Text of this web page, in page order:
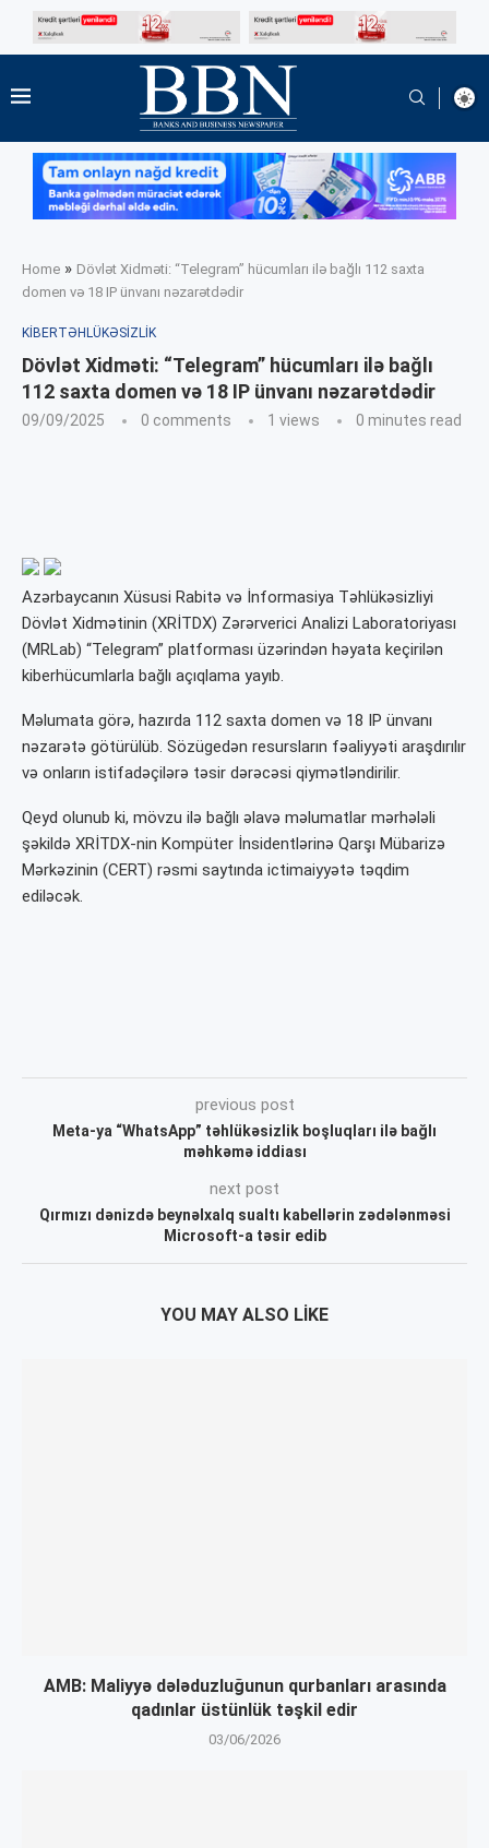
Home » Dövlət Xidməti: “Telegram” hücumları ilə bağlı 112 saxta
domen və 18 IP ünvanı nəzarətdədir
KIBERTƏHLÜKƏSIZLIK
Dövlət Xidməti: “Telegram” hücumları ilə bağlı
112 saxta domen və 18 IP ünvanı nəzarətdədir
09/09/2025 0 comments 1 views 0 minutes read
Azərbaycanın Xüsusi Rabitə və İnformasiya Təhlükəsizliyi
Dövlət Xidmətinin (XRİTDX) Zərərverici Analizi Laboratoriyası
(MRLab) “Telegram” platforması üzərindən həyata keçirilən
kiberhücumlarla bağlı açıqlama yayıb.
Məlumata görə, hazırda 112 saxta domen və 18 IP ünvanı
nəzarətə götürülüb. Sözügedən resursların fəaliyyəti araşdırılır
və onların istifadəçilərə təsir dərəcəsi qiymətləndirilir.
Qeyd olunub ki, mövzu ilə bağlı əlavə məlumatlar mərhələli
şəkildə XRİTDX-nin Kompüter İnsidentlərinə Qarşı Mübarizə
Mərkəzinin (CERT) rəsmi saytında ictimaiyyətə təqdim
ediləcək.
previous post
Meta-ya “WhatsApp” təhlükəsizlik boşluqları ilə bağlı
məhkəmə iddiası
next post
Qırmızı dənizdə beynəlxalq sualtı kabellərin zədələnməsi
Microsoft-a təsir edib
YOU MAY ALSO LIKE
AMB: Maliyyə dələduzluğunun qurbanları arasında
qadınlar üstünlük təşkil edir
03/06/2026